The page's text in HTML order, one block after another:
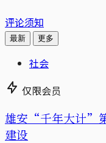
评论须知
最新 更多
社会
仅限会员
雄安“千年大计”
建设